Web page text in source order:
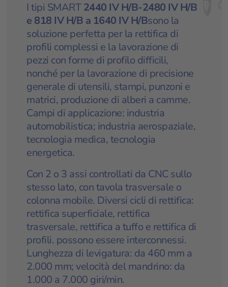
I tipi SMART2440 IV H/B-2480 IV H/B
e 818 IV H/B a 1640 IV H/Bsono la
soluzione perfetta per la rettifica di
profili complessi e la lavorazione di
pezzi con forme di profilo difficili,
nonché per la lavorazione di precisione
generale di utensili, stampi, punzoni e
matrici, produzione di alberi a camme.
Campi di applicazione: industria
automobilistica; industria aerospaziale,
tecnologia medica, tecnologia
energetica.
Con 2 o 3 assi controllati da CNC sullo
stesso lato, con tavola trasversale o
colonna mobile. Diversi cicli di rettifica:
rettifica superficiale, rettifica
trasversale, rettifica a tuffo e rettifica di
profili. possono essere interconnessi.
Lunghezza di levigatura: da 460 mm a
2.000 mm; velocità del mandrino: da
1.000 a 7.000 giri/min.